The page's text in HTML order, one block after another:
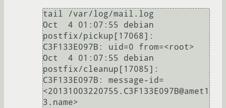
tail /var/log/mail.log
Oct  4 01:07:55 debian
postfix/pickup[17068]:
C3F133E097B: uid=0 from=<root>
Oct  4 01:07:55 debian
postfix/cleanup[17085]:
C3F133E097B: message-id=
<20131003220755.C3F133E097B@amet1
3.name>